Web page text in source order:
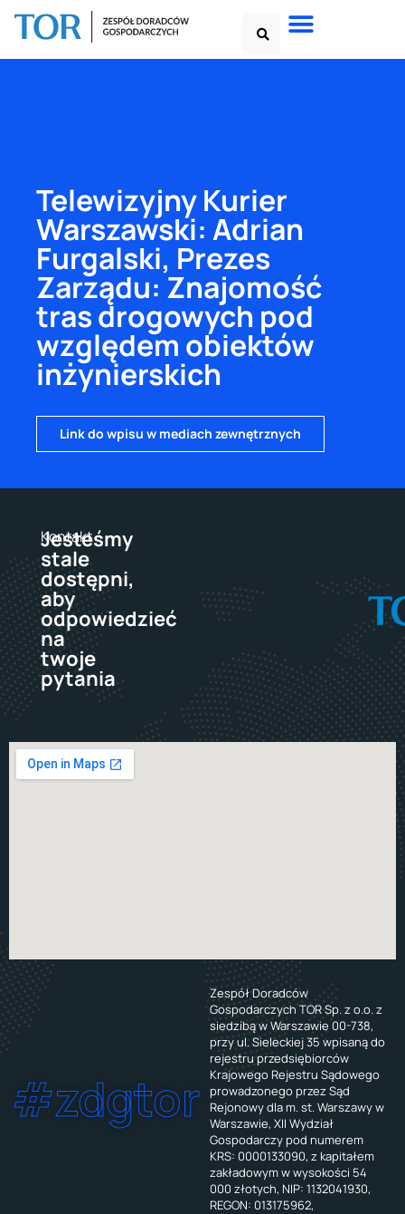
Telewizyjny Kurier
Warszawski: Adrian
Furgalski, Prezes
Zarządu: Znajomość
tras drogowych pod
względem obiektów
inżynierskich
Link do wpisu w mediach zewnętrznych
Kontakt
Jesteśmy
stale
dostępni,
aby
odpowiedzieć
na
twoje
pytania
#zdgtor
Zespół Doradców
Gospodarczych TOR Sp. z o.o. z
siedzibą w Warszawie 00-738,
przy ul. Sieleckiej 35 wpisaną do
rejestru przedsiębiorców
Krajowego Rejestru Sądowego
prowadzonego przez Sąd
Rejonowy dla m. st. Warszawy w
Warszawie, XII Wydział
Gospodarczy pod numerem
KRS: 0000133090, z kapitałem
zakładowym w wysokości 54
000 złotych, NIP: 1132041930,
REGON: 013175962,